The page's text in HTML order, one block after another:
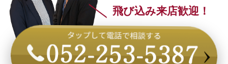
飛び込み来店歓迎！